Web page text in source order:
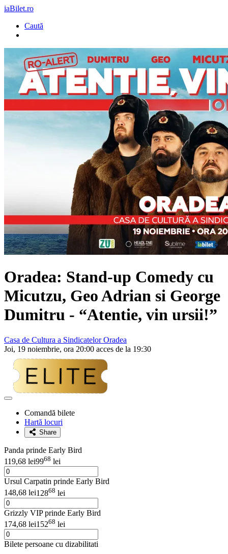
iaBilet.ro
Caută
Oradea: Stand-up Comedy cu
Micutzu, Geo Adrian si George
Dumitru - “Atentie, vin ursii!”
Casa de Cultura a Sindicatelor Oradea
Joi, 19 noiembrie, ora 20:00 acces de la 19:30
Adaugă
favoriteComandă bilete
Hartă locuri
Share
Panda prinde Early Bird
119,68 lei9968 lei
Ursul Carpatin prinde Early Bird
148,68 lei12868 lei
Grizzly VIP prinde Early Bird
174,68 lei15268 lei
Bilete persoane cu dizabilitati